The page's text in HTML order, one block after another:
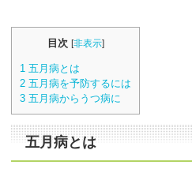
目次 [非表示]
1 五月病とは
2 五月病を予防するには
3 五月病からうつ病に
五月病とは